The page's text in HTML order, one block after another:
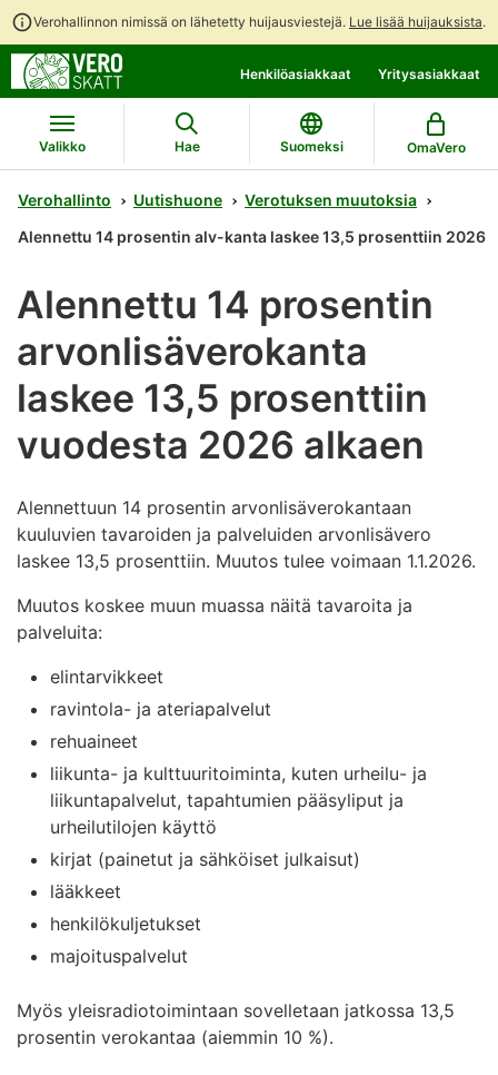
Verohallinnon nimissä on lähetetty huijausviestejä. Lue lisää huijauksista.
suoraan
sisältöön
koko
sivuston
hakuun
Henkilöasiakkaat Yritysasiakkaat
Valikko Hae Suomeksi OmaVero
Verohallinto Uutishuone
Verotuksen muutoksia
Alennettu 14 prosentin alv-kanta laskee 13,5 prosenttiin 2026
Alennettu 14 prosentin
arvonlisäverokanta
laskee 13,5 prosenttiin
vuodesta 2026 alkaen
Alennettuun 14 prosentin arvonlisäverokantaan
kuuluvien tavaroiden ja palveluiden arvonlisävero
laskee 13,5 prosenttiin. Muutos tulee voimaan 1.1.2026.
Muutos koskee muun muassa näitä tavaroita ja
palveluita:
elintarvikkeet
ravintola- ja ateriapalvelut
rehuaineet
liikunta- ja kulttuuritoiminta, kuten urheilu- ja
liikuntapalvelut, tapahtumien pääsyliput ja
urheilutilojen käyttö
kirjat (painetut ja sähköiset julkaisut)
lääkkeet
henkilökuljetukset
majoituspalvelut
Myös yleisradiotoimintaan sovelletaan jatkossa 13,5
prosentin verokantaa (aiemmin 10 %).